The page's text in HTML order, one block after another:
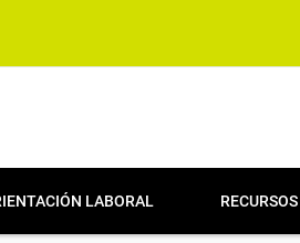
LABORAL RECURSOS